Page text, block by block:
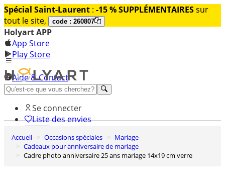
Spécial Saint-Laurent : -15 % SUPPLÉMENTAIRESsur
tout le site,
code : 260807
Holyart APP
App Store
Play Store
Aide & Contact
Découvrez Premium
Se connecter
Liste des envies
0
Panier
Accueil Occasions spéciales
Mariage
Cadeaux pour anniversaire de mariage
Cadre photo anniversaire 25 ans mariage 14x19 cm verre